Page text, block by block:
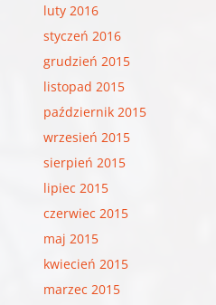
luty 2016
styczeń 2016
grudzień 2015
listopad 2015
październik 2015
wrzesień 2015
sierpień 2015
lipiec 2015
czerwiec 2015
maj 2015
kwiecień 2015
marzec 2015